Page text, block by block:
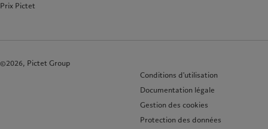
Prix Pictet
©2026, Pictet Group
Conditions d'utilisation
Documentation légale
Gestion des cookies
Protection des données